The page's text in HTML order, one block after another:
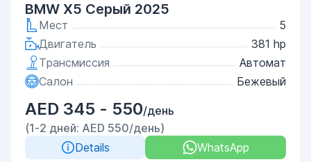
BMW X5 Серый 2025
Мест
5
Двигатель
381 hp
Трансмиссия
Автомат
Салон
Бежевый
AED 345 - 550/день
(1-2 дней: AED 550/день)
Details
WhatsApp